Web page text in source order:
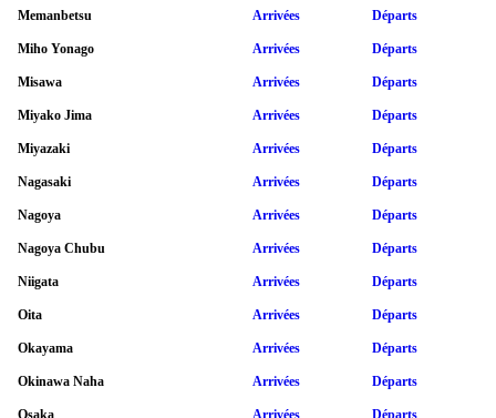
Memanbetsu Arrivées Départs
Miho Yonago Arrivées Départs
Misawa Arrivées Départs
Miyako Jima Arrivées Départs
Miyazaki Arrivées Départs
Nagasaki Arrivées Départs
Nagoya Arrivées Départs
Nagoya Chubu Arrivées Départs
Niigata Arrivées Départs
Oita Arrivées Départs
Okayama Arrivées Départs
Okinawa Naha Arrivées Départs
Osaka Arrivées Départs